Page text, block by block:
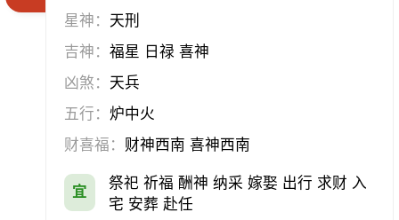
除服 移柩
修墓 塞穴
星神： 天刑
吉神：福星 日禄 喜神
凶煞： 天兵
五行： 炉中火
财喜福： 财神西南 喜神西南
宜
祭祀 祈福 酬神 纳采 嫁娶 出行 求财 入
宅 安葬 赴任